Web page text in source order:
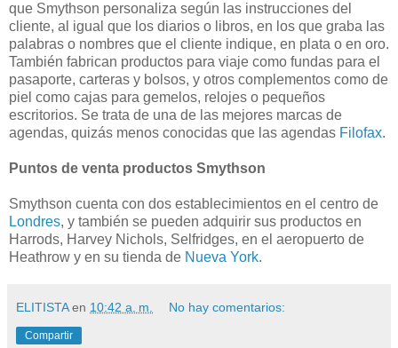
que Smythson personaliza según las instrucciones del
cliente, al igual que los diarios o libros, en los que graba las
palabras o nombres que el cliente indique, en plata o en oro.
También fabrican productos para viaje como fundas para el
pasaporte, carteras y bolsos, y otros complementos como de
piel como cajas para gemelos, relojes o pequeños
escritorios. Se trata de una de las mejores marcas de
agendas, quizás menos conocidas que las agendas Filofax.
Puntos de venta productos Smythson
Smythson cuenta con dos establecimientos en el centro de
Londres, y también se pueden adquirir sus productos en
Harrods, Harvey Nichols, Selfridges, en el aeropuerto de
Heathrow y en su tienda de Nueva York.
ELITISTA en 10:42 a. m. No hay comentarios:
Compartir